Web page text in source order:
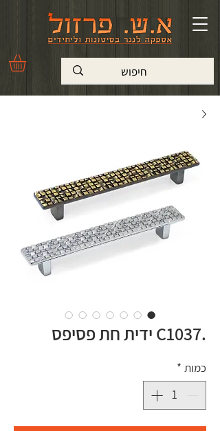
.C1037 ידית חת פסיפס
כמות *